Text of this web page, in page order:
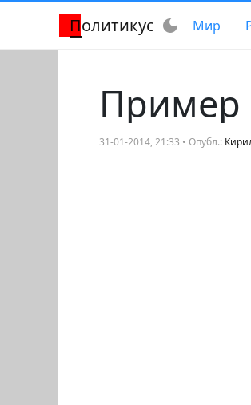
Политикус dark_mode Мир
Пример
31-01-2014, 21:33 • Опубл.: